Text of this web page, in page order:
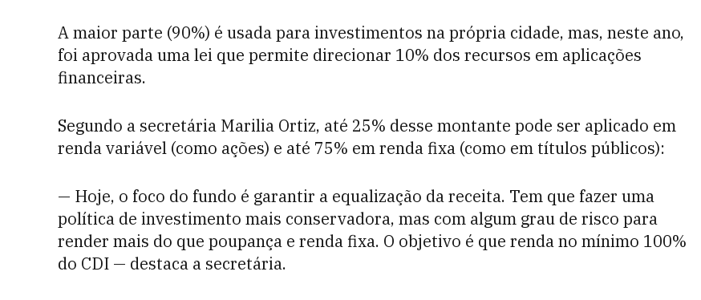
A maior parte (90%) é usada para investimentos na própria cidade, mas, neste ano,
foi aprovada uma lei que permite direcionar 10% dos recursos em aplicações
financeiras.
Segundo a secretária Marilia Ortiz, até 25% desse montante pode ser aplicado em
renda variável (como ações) e até 75% em renda fixa (como em títulos públicos):
— Hoje, o foco do fundo é garantir a equalização da receita. Tem que fazer uma
política de investimento mais conservadora, mas com algum grau de risco para
render mais do que poupança e renda fixa. O objetivo é que renda no mínimo 100%
do CDI — destaca a secretária.